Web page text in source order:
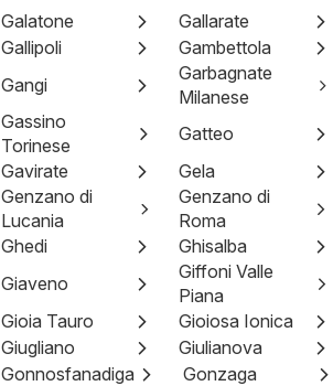
Galatone
Gallarate
Gallipoli
Gambettola
Gangi
Garbagnate
Milanese
Gassino
Torinese
Gatteo
Gavirate
Gela
Genzano di
Lucania
Genzano di
Roma
Ghedi
Ghisalba
Giaveno
Giffoni Valle
Piana
Gioia Tauro
Gioiosa Ionica
Giugliano
Giulianova
Gonnosfanadiga
Gonzaga